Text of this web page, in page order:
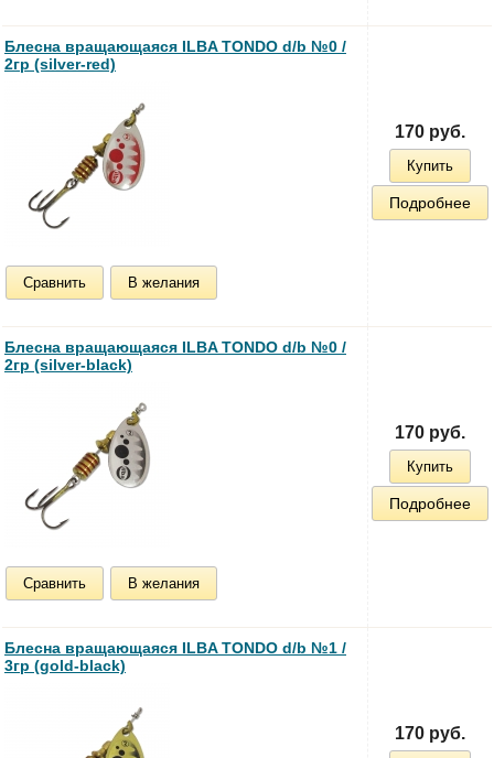
Блесна вращающаяся ILBA TONDO d/b №0 /
2гр (silver-red)
Сравнить В желания
170 руб.
Купить
Подробнее
Блесна вращающаяся ILBA TONDO d/b №0 /
2гр (silver-black)
Сравнить В желания
170 руб.
Купить
Подробнее
Блесна вращающаяся ILBA TONDO d/b №1 /
3гр (gold-black)
170 руб.